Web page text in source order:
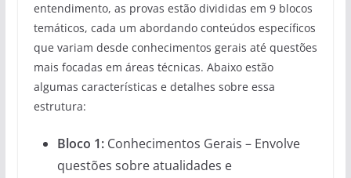
entendimento, as provas estão divididas em 9 blocos
temáticos, cada um abordando conteúdos específicos
que variam desde conhecimentos gerais até questões
mais focadas em áreas técnicas. Abaixo estão
algumas características e detalhes sobre essa
estrutura:
Bloco 1:Conhecimentos Gerais – Envolve
questões sobre atualidades e